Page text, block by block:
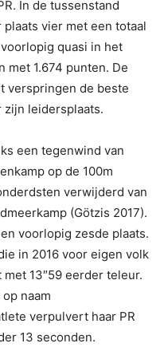
In de tussenstand
vier met een totaal
quasi in het
met 1.674 punten. De
verspringen de beste
zijn leidersplaats.
een tegenwind van
op de 100m
verwijderd van
(Götzis 2017).
voorlopig zesde plaats.
in 2016 voor eigen volk
13″59 eerder teleur.
naam
verpulvert haar PR
13 seconden.